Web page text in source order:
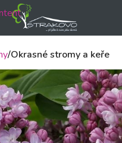
Okrasné stromy a keře